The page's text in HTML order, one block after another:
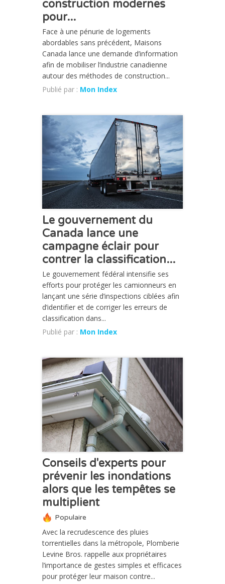
construction modernes
pour...
Face à une pénurie de logements
abordables sans précédent, Maisons
Canada lance une demande d’information
afin de mobiliser l’industrie canadienne
autour des méthodes de construction...
Publié par : Mon Index
ACTUALITÉ
Le gouvernement du
Canada lance une
campagne éclair pour
contrer la classification...
Le gouvernement fédéral intensifie ses
efforts pour protéger les camionneurs en
lançant une série d’inspections ciblées afin
d’identifier et de corriger les erreurs de
classification dans...
Publié par : Mon Index
ACTUALITÉ
Conseils d'experts pour
prévenir les inondations
alors que les tempêtes se
multiplient
Populaire
Avec la recrudescence des pluies
torrentielles dans la métropole, Plomberie
Levine Bros. rappelle aux propriétaires
l’importance de gestes simples et efficaces
pour protéger leur maison contre...